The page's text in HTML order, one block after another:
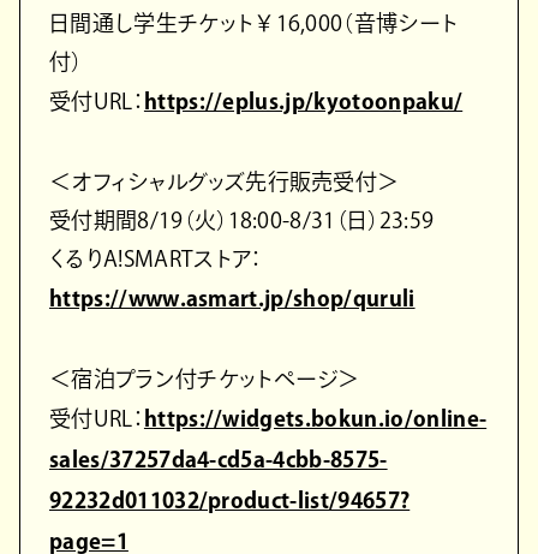
日間通し学生チケット￥16,000（音博シート
付）
受付URL： https://eplus.jp/kyotoonpaku/
＜オフィシャルグッズ先行販売受付＞
受付期間8/19（火）18:00-8/31（日）23:59
くるりA!SMARTストア：
https://www.asmart.jp/shop/quruli
＜宿泊プラン付チケットページ＞
受付URL： https://widgets.bokun.io/online-
sales/37257da4-cd5a-4cbb-8575-
92232d011032/product-list/94657?
page=1